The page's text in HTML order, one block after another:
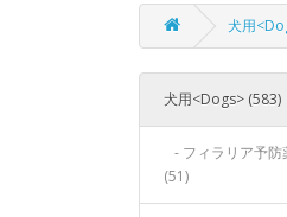
犬用
犬用<Dogs> (583)
- フィラリア予
(51)